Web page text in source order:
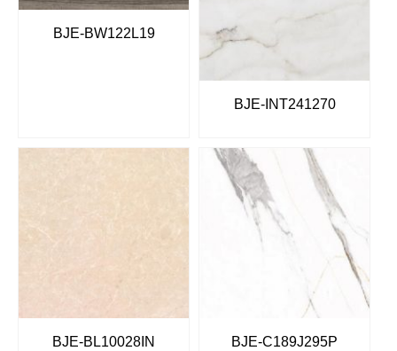
BJE-BW122L19
BJE-INT241270
BJE-BL10028IN BJE-C189J295P